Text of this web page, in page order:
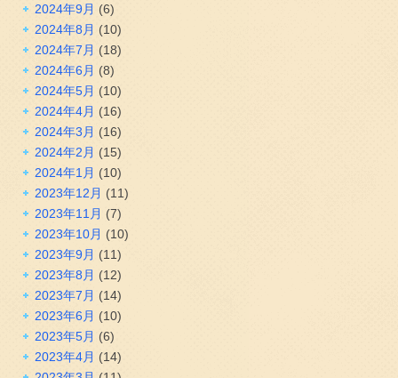
2024年9月 (6)
2024年8月 (10)
2024年7月 (18)
2024年6月 (8)
2024年5月 (10)
2024年4月 (16)
2024年3月 (16)
2024年2月 (15)
2024年1月 (10)
2023年12月 (11)
2023年11月 (7)
2023年10月 (10)
2023年9月 (11)
2023年8月 (12)
2023年7月 (14)
2023年6月 (10)
2023年5月 (6)
2023年4月 (14)